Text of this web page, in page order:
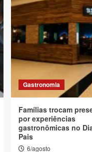
Gastronomia
Famílias trocam
por experiências
gastronômicas no
Pais
6/agosto